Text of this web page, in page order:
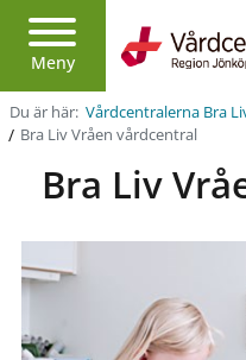
Meny
Region
Jönköpings
län
Du är här: Vårdcentralerna Bra
/ Bra Liv Vråen vårdcentral
Bra Liv